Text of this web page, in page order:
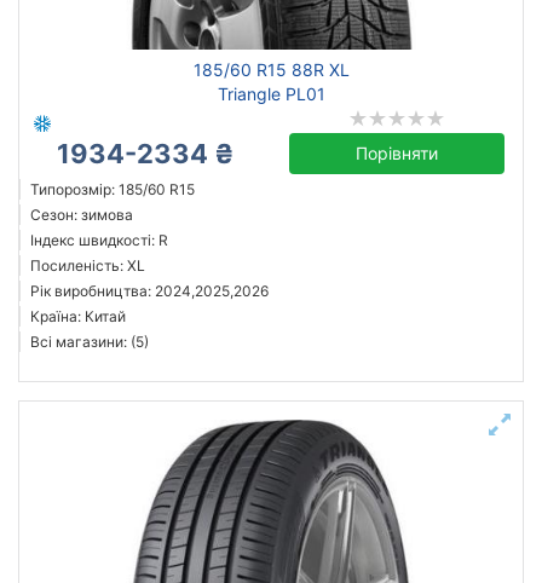
185/60 R15 88R XL
Triangle PL01
1934-2334 ₴ Порівняти
Типорозмір: 185/60 R15
Сезон: зимова
Індекс швидкості: R
Посиленість: XL
Рік виробництва: 2024,2025,2026
Країна: Китай
Всі магазини: (5)